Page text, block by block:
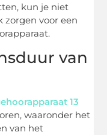
kun je niet
zorgen voor een
van
13
waaronder het
van het